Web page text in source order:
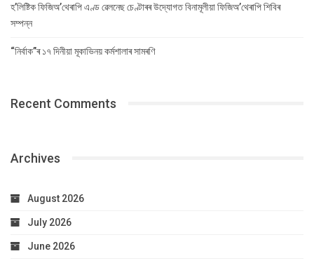
হ’লিষ্টিক ফিজিঅ’থেৰাপি এণ্ড ৱেলনেছ চেণ্টাৰৰ উদ্যোগত বিনামূলীয়া ফিজিঅ’থেৰাপি শিবিৰ
সম্পন্ন
“নিৰ্বাক”ৰ ১৭ দিনীয়া মূকাভিনয় কৰ্মশালাৰ সামৰণি
Recent Comments
Archives
August 2026
July 2026
June 2026